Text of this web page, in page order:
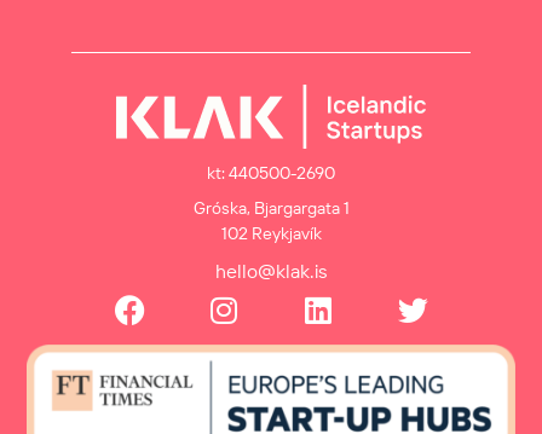
kt: 440500-2690
Gróska, Bjargargata 1
102 Reykjavík
hello@klak.is